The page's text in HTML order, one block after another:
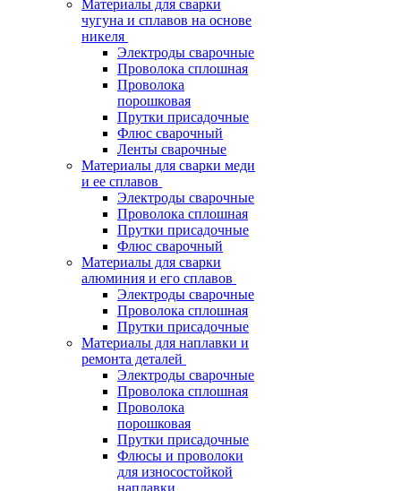
Материалы для сварки
чугуна и сплавов на основе
никеля
Электроды сварочные
Проволока сплошная
Проволока
порошковая
Прутки присадочные
Флюс сварочный
Ленты сварочные
Материалы для сварки меди
и ее сплавов
Электроды сварочные
Проволока сплошная
Прутки присадочные
Флюс сварочный
Материалы для сварки
алюминия и его сплавов
Электроды сварочные
Проволока сплошная
Прутки присадочные
Материалы для наплавки и
ремонта деталей
Электроды сварочные
Проволока сплошная
Проволока
порошковая
Прутки присадочные
Флюсы и проволоки
для износостойкой
наплавки